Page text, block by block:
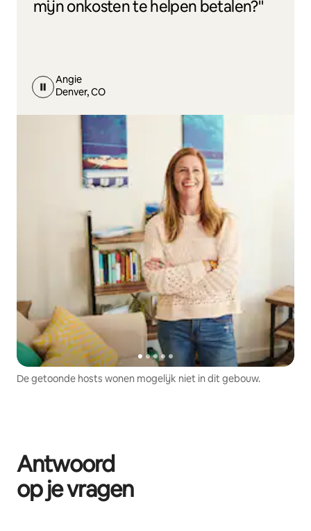
mijn onkosten te helpen betalen?"
Angie
Denver, CO
De getoonde hosts wonen mogelijk niet in dit gebouw.
Antwoord
op je vragen